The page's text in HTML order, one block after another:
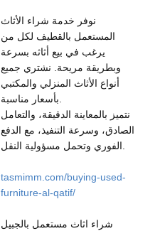
نوفر خدمة شراء الأثاث
المستعمل بالقطيف لكل من
يرغب في بيع أثاثه بسرعة
وبطريقة مريحة. نشتري جميع
أنواع الأثاث المنزلي والمكتبي
نتميز بالمعاينة الدقيقة، والتعامل
الصادق، وسرعة التنفيذ، مع الدفع
tasmimm.com/buying-used-
furniture-al-qatif/
شراء اثاث مستعمل بالجبيل